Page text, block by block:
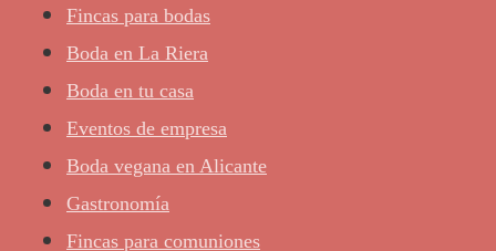
Fincas para bodas
Boda en La Riera
Boda en tu casa
Eventos de empresa
Boda vegana en Alicante
Gastronomía
Fincas para comuniones